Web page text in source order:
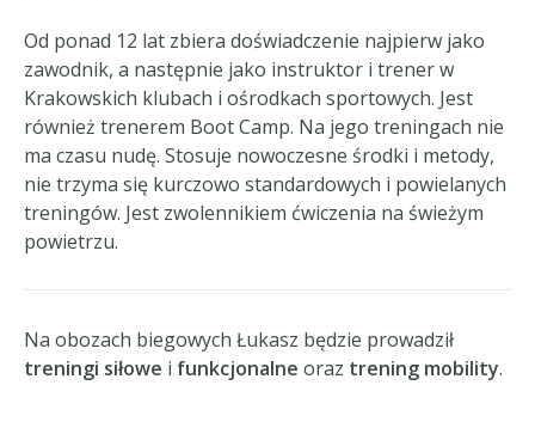
Od ponad 12 lat zbiera doświadczenie najpierw jako
zawodnik, a następnie jako instruktor i trener w
Krakowskich klubach i ośrodkach sportowych. Jest
również trenerem Boot Camp. Na jego treningach nie
ma czasu nudę. Stosuje nowoczesne środki i metody,
nie trzyma się kurczowo standardowych i powielanych
treningów. Jest zwolennikiem ćwiczenia na świeżym
powietrzu.
Na obozach biegowych Łukasz będzie prowadził
treningi siłowe i funkcjonalne oraz trening mobility.